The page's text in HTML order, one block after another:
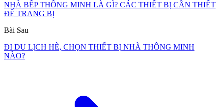
NHÀ BẾP THÔNG MINH LÀ GÌ? CÁC THIẾT BỊ CẦN THIẾT
ĐỂ TRANG BỊ
Bài Sau
ĐI DU LỊCH HÈ, CHỌN THIẾT BỊ NHÀ THÔNG MINH
NÀO?